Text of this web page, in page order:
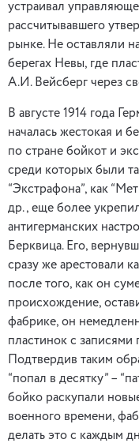
устраивал
рассчитывавшего
рынке. Не оставляли
берегах Невы, где
А.И. Вейсберг через
В августе 1914 года
началась жестокая и
по стране бойкот и
среди которых были
“Экстрафона”, как
др., еще более
антигерманских
Берквица. Его,
сразу же арестовали
после того, как он
происхождение,
фабрике, он
пластинок с
Подтвердив таким
“попал в десятку” –
бойко раскупали
военного времени,
делать это с каждым